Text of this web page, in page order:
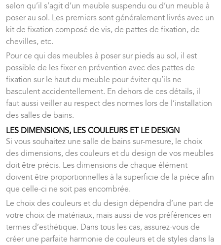
selon qu’il s’agit d’un meuble suspendu ou d’un meuble à
poser au sol. Les premiers sont généralement livrés avec un
kit de fixation composé de vis, de pattes de fixation, de
chevilles, etc.
Pour ce qui des meubles à poser sur pieds au sol, il est
possible de les fixer en prévention avec des pattes de
fixation sur le haut du meuble pour éviter qu’ils ne
basculent accidentellement. En dehors de ces détails, il
faut aussi veiller au respect des normes lors de l’installation
des salles de bains.
LES DIMENSIONS, LES COULEURS ET LE DESIGN
Si vous souhaitez une salle de bains sur-mesure, le choix
des dimensions, des couleurs et du design de vos meubles
doit être précis. Les dimensions de chaque élément
doivent être proportionnelles à la superficie de la pièce afin
que celle-ci ne soit pas encombrée.
Le choix des couleurs et du design dépendra d’une part de
votre choix de matériaux, mais aussi de vos préférences en
termes d’esthétique. Dans tous les cas, assurez-vous de
créer une parfaite harmonie de couleurs et de styles dans la